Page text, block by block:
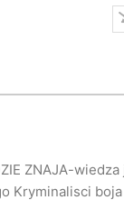
ZNAJA-
Kryminalisci